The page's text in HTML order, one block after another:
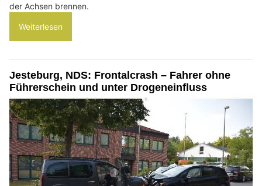
der Achsen brennen.
Weiterlesen
Jesteburg, NDS: Frontalcrash – Fahrer ohne
Führerschein und unter Drogeneinfluss